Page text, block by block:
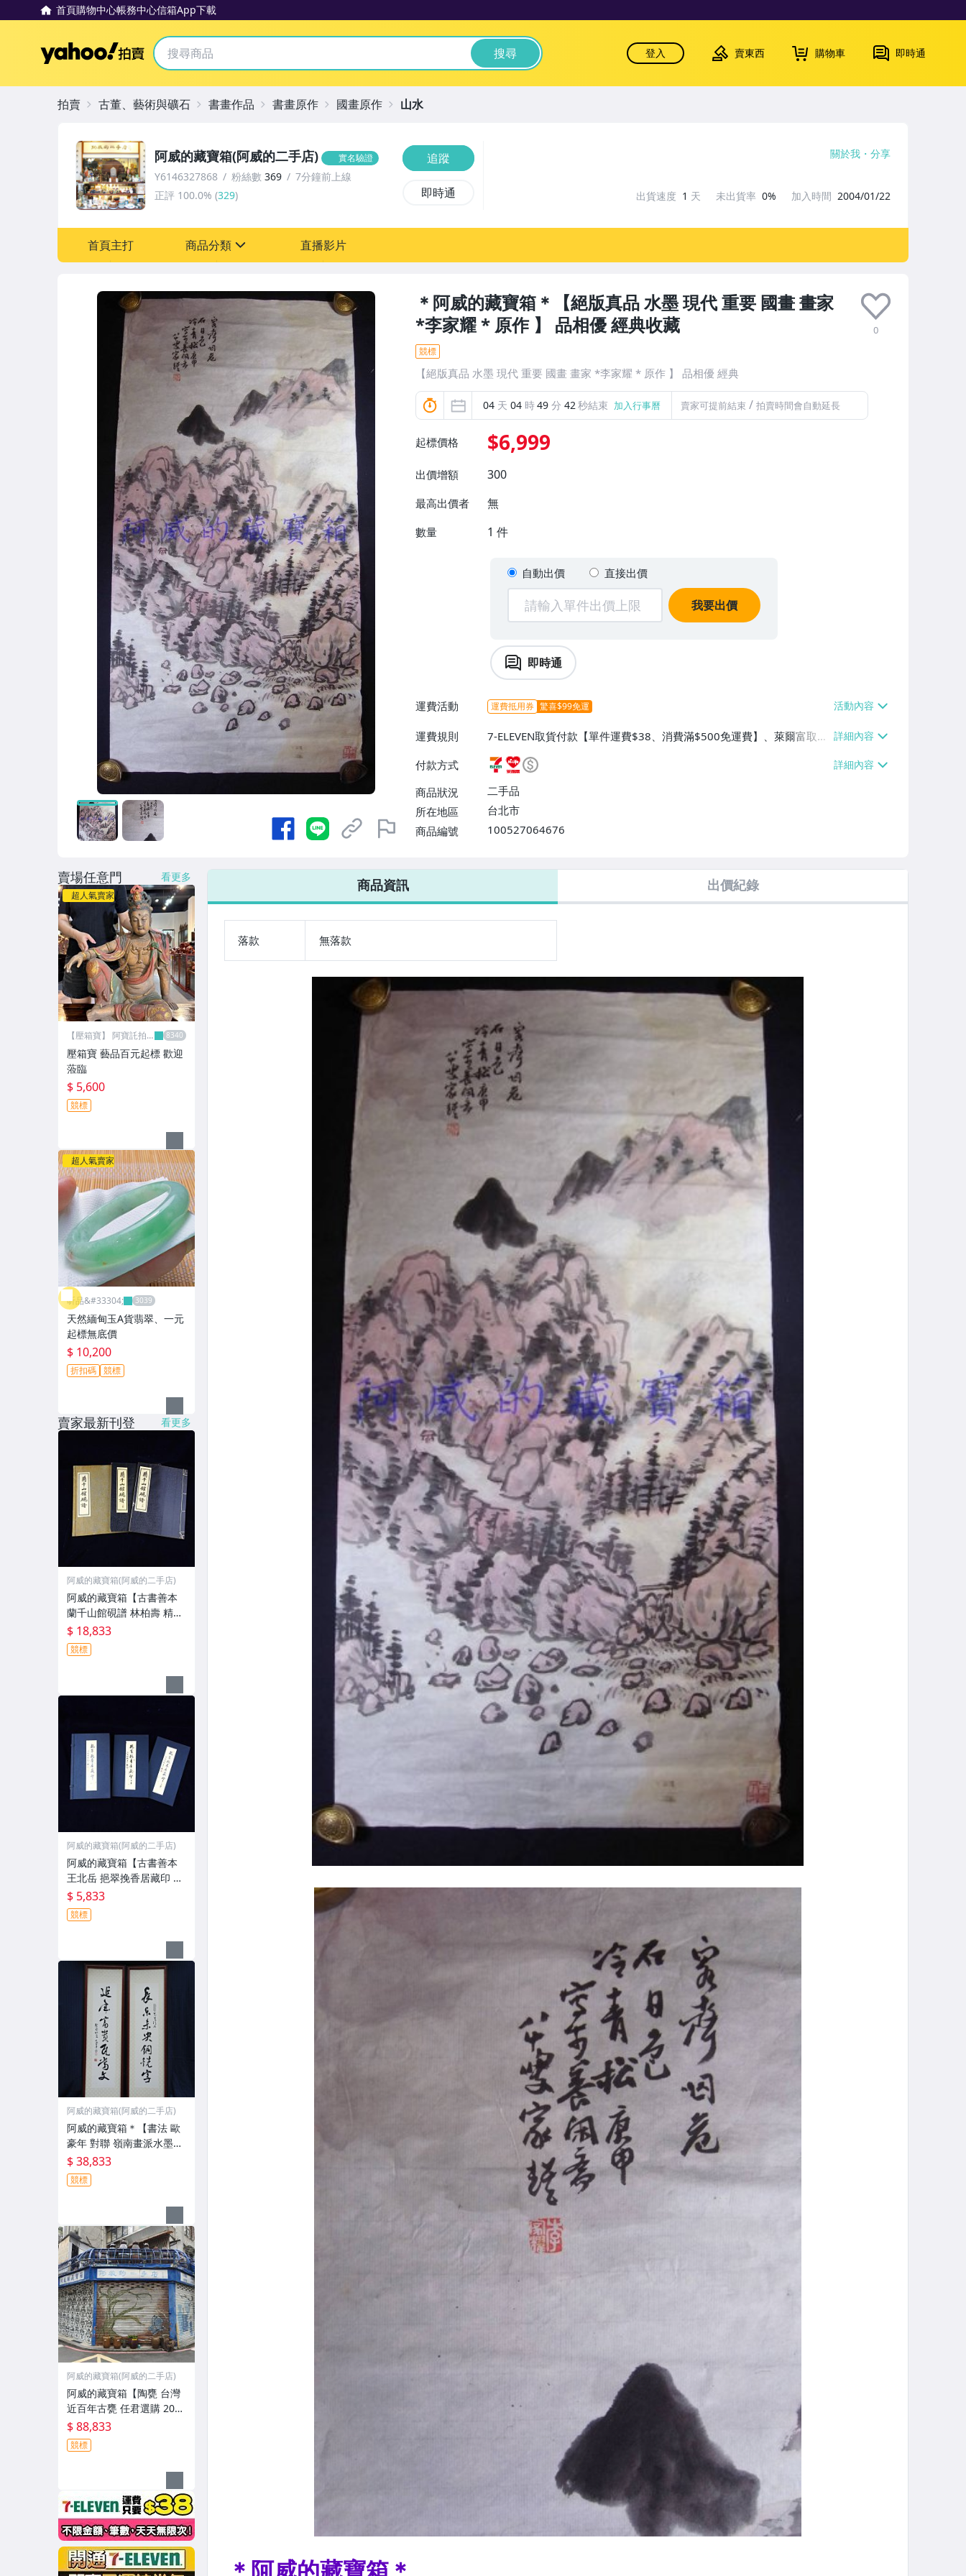
首頁購物中心帳務中心信箱App下載
Yahoo拍賣 搜尋 登入 賣東西 購物車 即時通
＊阿威的藏寶箱＊【絕版真品 水墨 現代 重要 國畫 畫家
*李家耀 * 原作 】 品相優 經典收藏
0
競標
【絕版真品 水墨 現代 重要 國畫 畫家 *李家耀 * 原作 】 品相優 經典
04 天 04 時49 分 40秒結束 加入行事曆 賣家可提前結束 / 拍賣時間會自動延長
起標價格 $6,999
出價增額 300
最高出價者 無
數量 1 件
自動出價 直接出價
我要出價
即時通
運費活動 運費抵用券 驚喜$99免運
運費規則
7-ELEVEN取貨付款【單件運費$38、消費滿$500免運費】、萊爾富取貨
付款【單件運費$60、消費滿$500免運費】、郵局掛號【單件運費$6
5、消費滿$500免運費】、面交/自取/不寄送【免運費】
付款方式
商品狀況
二手品
所在地區
台北市
商品編號
100527064676
7-ELEVEN 運費只要38元
阿威的藏寶箱(阿威的二手店) 實名驗證
Y6146327868 粉絲數 369
7分鐘前上線
正評 100.0% (329)
追蹤
即時通
關於我 分享
出貨速度 1 天 未出貨率 0% 加入時間 2004/01/22
首頁主打 商品分類
圖書/影音/文具
古董、藝術與礦石
手機、配件與通訊
美容保養與彩妝
電腦、平板與周邊
運動、戶外與休閒
原創設計良品
居家、家具與園藝
玩具、模型與公仔
偶像、球員卡與郵幣
男性精品與服飾
女裝與服飾配件
手錶與飾品配件
女包精品與女鞋
家電與影音視聽
直播影片
拍賣 古董、藝術與礦石 書畫作品 書畫原作 國畫原作 山水
商品資訊 出價紀錄
落款 無落款
賣場任意門 看更多
超人氣賣家
【壓箱寶】 阿寶託拍
壓箱寶 藝品百元起標 歡迎
蒞臨
$ 5,600
競標
超人氣賣家
昕品&#33304;
天然緬甸玉A貨翡翠、一元
起標無底價
$ 10,200
折扣碼 競標
賣家最新刊登 看更多
阿威的藏寶箱(阿威的二手店)
阿威的藏寶箱【古書善本
蘭千山館硯譜 林柏壽 精裝
本 附原裝錦 盒及上下兩卷
五十六年初版上册(免運費)
硯台】品相優 值得收藏
$ 18,833
競標
阿威的藏寶箱(阿威的二手店)
阿威的藏寶箱【古書善本
王北岳 挹翠挽香居藏印 篆
刻 精裝本 附原裝錦盒及上
下兩卷 八十四年初版 書
籍】品相優 值得收藏
$ 5,833
競標
阿威的藏寶箱(阿威的二手店)
阿威的藏寶箱＊【書法 歐
豪年 對聯 嶺南畫派水墨畫
家代表 畫心高110x24.5公
分 秦孝儀譽為(大宗師)認為
他是嶺南畫派開宗以來之
詩書畫全能 名家書畫原作
$ 38,833
競標
阿威的藏寶箱(阿威的二手店)
阿威的藏寶箱【陶甕 台灣
近百年古甕 任君選購 200
多個手工老甕 陶茶壺 大水
缸 醃菜甕 紅露酒甕 紹興酒
甕 瓷甕 瓷器、經典、舊
物/擺飾 非金煉城】品相優
$ 88,833
競標